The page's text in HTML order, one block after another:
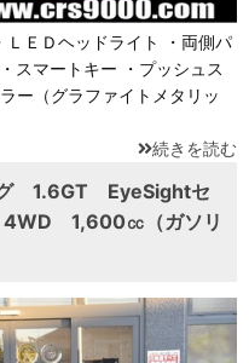
ＬＥＤヘッドライト ・両側パ
スマートキー ・プッシュス
ー（グラファイトメタリッ
続きを読む
1.6GT EyeSightセ
1,600㏄（ガソリ